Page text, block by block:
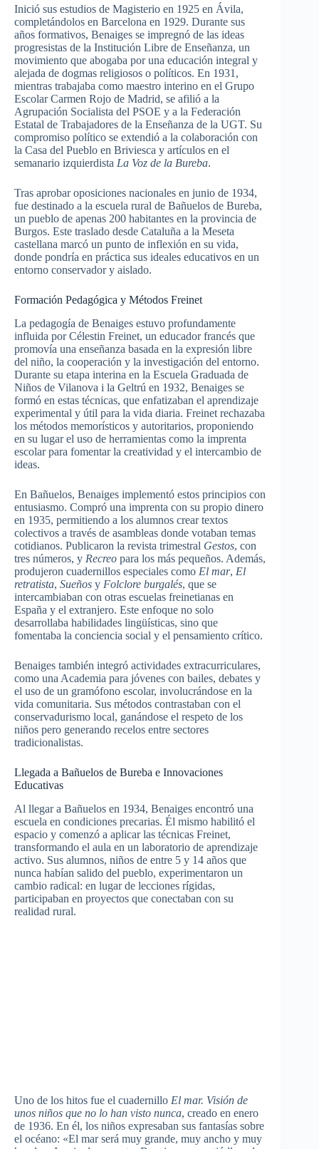
Inició sus estudios de Magisterio en 1925 en Ávila,
completándolos en Barcelona en 1929. Durante sus
años formativos, Benaiges se impregnó de las ideas
progresistas de la Institución Libre de Enseñanza, un
movimiento que abogaba por una educación integral y
alejada de dogmas religiosos o políticos. En 1931,
mientras trabajaba como maestro interino en el Grupo
Escolar Carmen Rojo de Madrid, se afilió a la
Agrupación Socialista del PSOE y a la Federación
Estatal de Trabajadores de la Enseñanza de la UGT. Su
compromiso político se extendió a la colaboración con
la Casa del Pueblo en Briviesca y artículos en el
semanario izquierdista La Voz de la Bureba.
Tras aprobar oposiciones nacionales en junio de 1934,
fue destinado a la escuela rural de Bañuelos de Bureba,
un pueblo de apenas 200 habitantes en la provincia de
Burgos. Este traslado desde Cataluña a la Meseta
castellana marcó un punto de inflexión en su vida,
donde pondría en práctica sus ideales educativos en un
entorno conservador y aislado.
Formación Pedagógica y Métodos Freinet
La pedagogía de Benaiges estuvo profundamente
influida por Célestin Freinet, un educador francés que
promovía una enseñanza basada en la expresión libre
del niño, la cooperación y la investigación del entorno.
Durante su etapa interina en la Escuela Graduada de
Niños de Vilanova i la Geltrú en 1932, Benaiges se
formó en estas técnicas, que enfatizaban el aprendizaje
experimental y útil para la vida diaria. Freinet rechazaba
los métodos memorísticos y autoritarios, proponiendo
en su lugar el uso de herramientas como la imprenta
escolar para fomentar la creatividad y el intercambio de
ideas.
En Bañuelos, Benaiges implementó estos principios con
entusiasmo. Compró una imprenta con su propio dinero
en 1935, permitiendo a los alumnos crear textos
colectivos a través de asambleas donde votaban temas
cotidianos. Publicaron la revista trimestral Gestos, con
tres números, y Recreo para los más pequeños. Además,
produjeron cuadernillos especiales como El mar, El
retratista, Sueños y Folclore burgalés, que se
intercambiaban con otras escuelas freinetianas en
España y el extranjero. Este enfoque no solo
desarrollaba habilidades lingüísticas, sino que
fomentaba la conciencia social y el pensamiento crítico.
Benaiges también integró actividades extracurriculares,
como una Academia para jóvenes con bailes, debates y
el uso de un gramófono escolar, involucrándose en la
vida comunitaria. Sus métodos contrastaban con el
conservadurismo local, ganándose el respeto de los
niños pero generando recelos entre sectores
tradicionalistas.
Llegada a Bañuelos de Bureba e Innovaciones
Educativas
Al llegar a Bañuelos en 1934, Benaiges encontró una
escuela en condiciones precarias. Él mismo habilitó el
espacio y comenzó a aplicar las técnicas Freinet,
transformando el aula en un laboratorio de aprendizaje
activo. Sus alumnos, niños de entre 5 y 14 años que
nunca habían salido del pueblo, experimentaron un
cambio radical: en lugar de lecciones rígidas,
participaban en proyectos que conectaban con su
realidad rural.
Uno de los hitos fue el cuadernillo El mar. Visión de
unos niños que no lo han visto nunca, creado en enero
de 1936. En él, los niños expresaban sus fantasías sobre
el océano: «El mar será muy grande, muy ancho y muy